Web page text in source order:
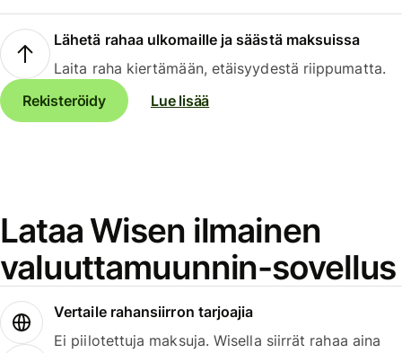
Lähetä rahaa ulkomaille ja säästä maksuissa
Laita raha kiertämään, etäisyydestä riippumatta.
Rekisteröidy
Lue lisää
Lataa Wisen ilmainen
valuuttamuunnin-sovellus
Vertaile rahansiirron tarjoajia
Ei piilotettuja maksuja. Wisella siirrät rahaa aina